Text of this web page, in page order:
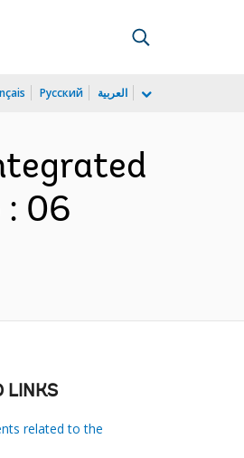
Русский العربية
: 06
LINKS
related to the